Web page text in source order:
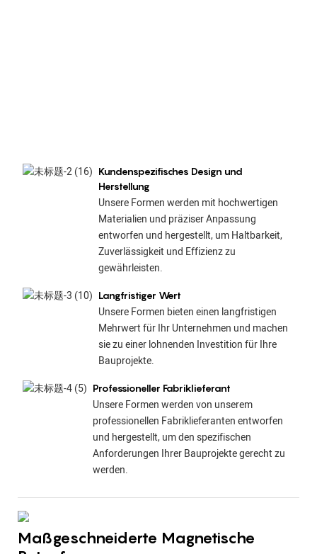
Kundenspezifisches Design und
Herstellung
Unsere Formen werden mit hochwertigen
Materialien und präziser Anpassung
entworfen und hergestellt, um Haltbarkeit,
Zuverlässigkeit und Effizienz zu
gewährleisten.
Langfristiger Wert
Unsere Formen bieten einen langfristigen
Mehrwert für Ihr Unternehmen und machen
sie zu einer lohnenden Investition für Ihre
Bauprojekte.
Professioneller Fabriklieferant
Unsere Formen werden von unserem
professionellen Fabriklieferanten entworfen
und hergestellt, um den spezifischen
Anforderungen Ihrer Bauprojekte gerecht zu
werden.
Maßgeschneiderte Magnetische